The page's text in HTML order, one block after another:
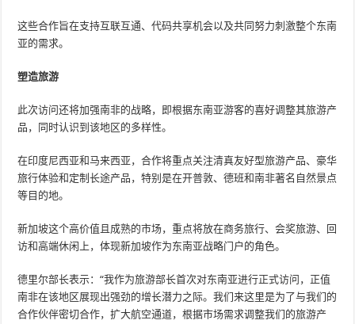
这些合作旨在支持互联互通、代码共享机会以及共同努力刺激整个东南
亚的需求。
塑造旅游
此次访问还将加强南非的战略，即根据东南亚游客的喜好调整其旅游产
品，同时认识到该地区的多样性。
在印度尼西亚和马来西亚，合作将重点关注清真友好型旅游产品、豪华
旅行体验和定制长途产品，特别是在开普敦、德班和南非著名自然景点
等目的地。
新加坡这个高价值且成熟的市场，重点将放在商务旅行、会奖旅游、回
访和高端休闲上，体现新加坡作为东南亚战略门户的角色。
德里尔部长表示：“我作为旅游部长首次对东南亚进行正式访问，正值
南非在该地区展现出强劲的增长潜力之际。我们来这里是为了与我们的
合作伙伴密切合作，扩大航空通道，根据市场需求调整我们的旅游产